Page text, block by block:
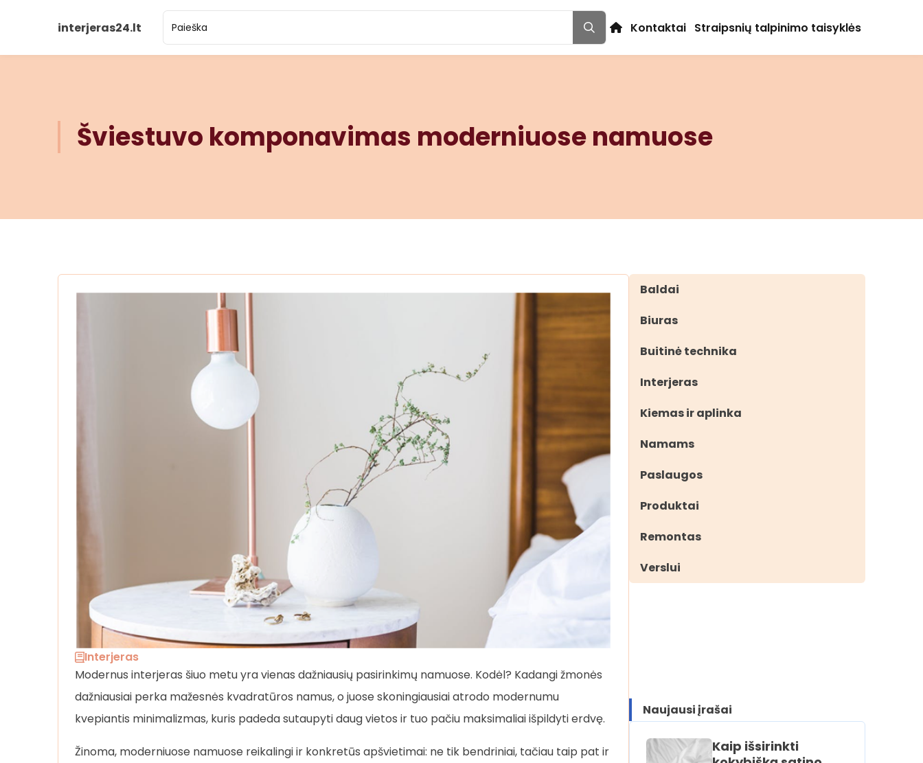
interjeras24.lt Kontaktai Straipsnių talpinimo taisyklės
Šviestuvo komponavimas moderniuose namuose
Interjeras
Modernus interjeras šiuo metu yra vienas dažniausių pasirinkimų namuose. Kodėl? Kadangi žmonės
dažniausiai perka mažesnės kvadratūros namus, o juose skoningiausiai atrodo modernumu
kvepiantis minimalizmas, kuris padeda sutaupyti daug vietos ir tuo pačiu maksimaliai išpildyti erdvę.
Žinoma, moderniuose namuose reikalingi ir konkretūs apšvietimai: ne tik bendriniai, tačiau taip pat ir
Baldai
Biuras
Buitinė technika
Interjeras
Kiemas ir aplinka
Namams
Paslaugos
Produktai
Remontas
Verslui
Naujausi įrašai
Kaip išsirinkti